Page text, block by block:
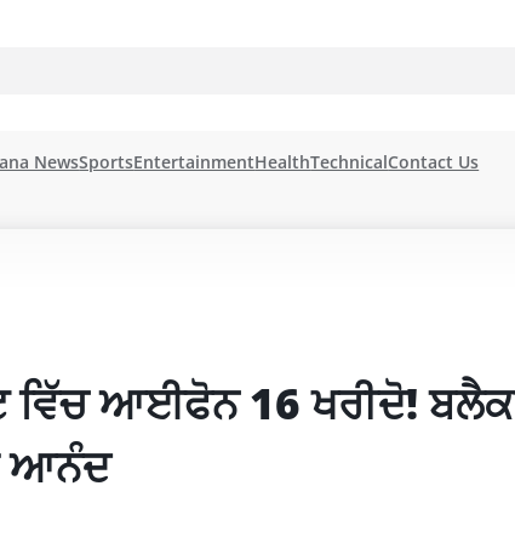
NewsSportsEntertainmentHealthTechnicalContact Us
ਵਿੱਚ ਆਈਫੋਨ 16 ਖਰੀਦੋ! ਬਲੈਕ
ਆਨੰਦ